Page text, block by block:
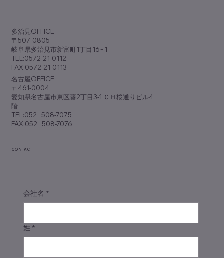
​多治見OFFICE
〒507-0805
岐阜県多治見市新富町1丁目16−1
TEL:0572-21-0112
FAX:0572-21-0113
​名古屋OFFICE
〒461-0004
愛知県名古屋市東区葵2丁目3-1 ＣＨ桜通りビル4
階
TEL:052−508-7075
FAX:052−508-7076
会社名 *
姓 *
CONTACT